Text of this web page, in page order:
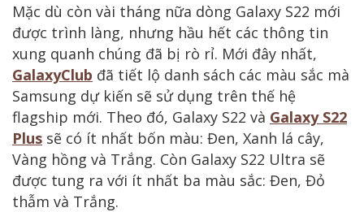
Mặc dù còn vài tháng nữa dòng Galaxy S22 mới
được trình làng, nhưng hầu hết các thông tin
xung quanh chúng đã bị rò rỉ. Mới đây nhất,
GalaxyClub đã tiết lộ danh sách các màu sắc mà
Samsung dự kiến sẽ sử dụng trên thế hệ
flagship mới. Theo đó, Galaxy S22 và Galaxy S22
Plus sẽ có ít nhất bốn màu: Đen, Xanh lá cây,
Vàng hồng và Trắng. Còn Galaxy S22 Ultra sẽ
được tung ra với ít nhất ba màu sắc: Đen, Đỏ
thẫm và Trắng.